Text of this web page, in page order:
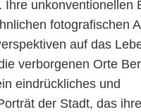
Ihre unkonventionellen
fotografischen
auf das
verborgenen Orte
eindrückliches und
der Stadt, das ihre